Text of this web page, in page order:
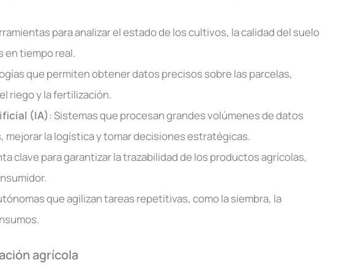
para analizar el estado de los cultivos, la calidad del suelo
en tiempo real.
que permiten obtener datos precisos sobre las parcelas,
riego y la fertilización.
(IA) : Sistemas que procesan grandes volúmenes de datos
mejorar la logística y tomar decisiones estratégicas.
clave para garantizar la trazabilidad de los productos agrícolas,
que agilizan tareas repetitivas, como la siembra, la
agrícola